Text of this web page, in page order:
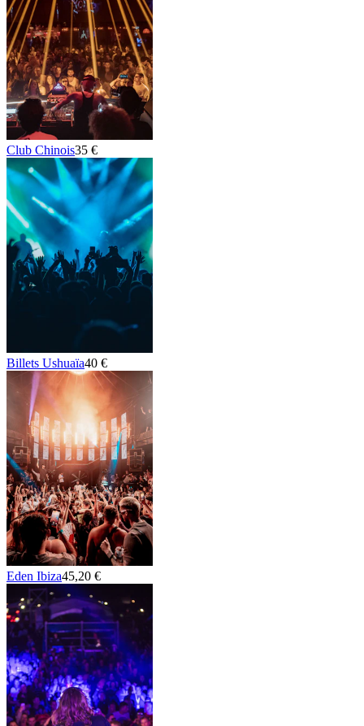
Club Chinois35 €
Billets Ushuaïa40 €
Eden Ibiza45,20 €